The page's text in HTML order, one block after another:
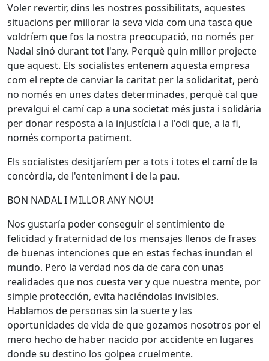
Voler revertir, dins les nostres possibilitats, aquestes
situacions per millorar la seva vida com una tasca que
voldríem que fos la nostra preocupació, no només per
Nadal sinó durant tot l'any. Perquè quin millor projecte
que aquest. Els socialistes entenem aquesta empresa
com el repte de canviar la caritat per la solidaritat, però
no només en unes dates determinades, perquè cal que
prevalgui el camí cap a una societat més justa i solidària
per donar resposta a la injustícia i a l'odi que, a la fi,
només comporta patiment.
Els socialistes desitjaríem per a tots i totes el camí de la
concòrdia, de l'enteniment i de la pau.
BON NADAL I MILLOR ANY NOU!
Nos gustaría poder conseguir el sentimiento de
felicidad y fraternidad de los mensajes llenos de frases
de buenas intenciones que en estas fechas inundan el
mundo. Pero la verdad nos da de cara con unas
realidades que nos cuesta ver y que nuestra mente, por
simple protección, evita haciéndolas invisibles.
Hablamos de personas sin la suerte y las
oportunidades de vida de que gozamos nosotros por el
mero hecho de haber nacido por accidente en lugares
donde su destino los golpea cruelmente.